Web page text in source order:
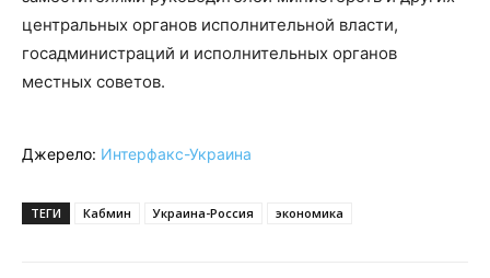
центральных органов исполнительной власти,
госадминистраций и исполнительных органов
местных советов.
Джерело: Интерфакс-Украина
ТЕГИ Кабмин Украина-Россия экономика